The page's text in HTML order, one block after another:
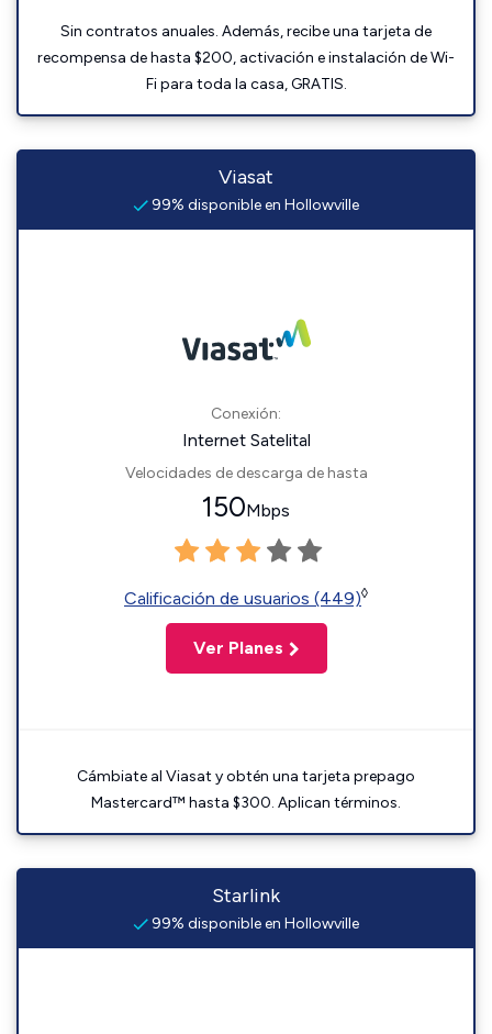
Sin contratos anuales. Además, recibe una tarjeta de
recompensa de hasta $200, activación e instalación de Wi-
Fi para toda la casa, GRATIS.
Viasat
99% disponible en Hollowville
Conexión:
Internet Satelital
Velocidades de descarga de hasta
150Mbps
Calificación de usuarios (449)◊
Ver Planes
Cámbiate al Viasat y obtén una tarjeta prepago
Mastercard™ hasta $300. Aplican términos.
Starlink
99% disponible en Hollowville